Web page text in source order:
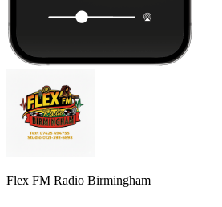
Flex FM Radio Birmingham